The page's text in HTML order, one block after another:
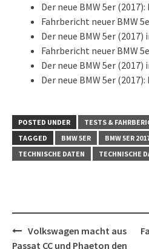
Der neue BMW 5er
Fahrbericht neuer BMW
Der neue BMW 5er (2017)
Fahrbericht neuer BMW
Der neue BMW 5er (2017)
Der neue BMW 5er
POSTED UNDER
TESTS &
TAGGED
BMW 5ER BMW 5ER
TECHNISCHE DATEN
TECHNISCHE
PostVolkswagen macht aus
Passat CC und Phaeton den